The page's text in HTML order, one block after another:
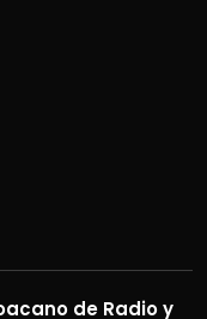
de Radio y